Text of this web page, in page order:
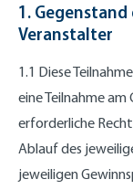
1.
Veranstalter
1.1 Diese
eine Teilnahme
erforderliche
Ablauf des
jeweiligen